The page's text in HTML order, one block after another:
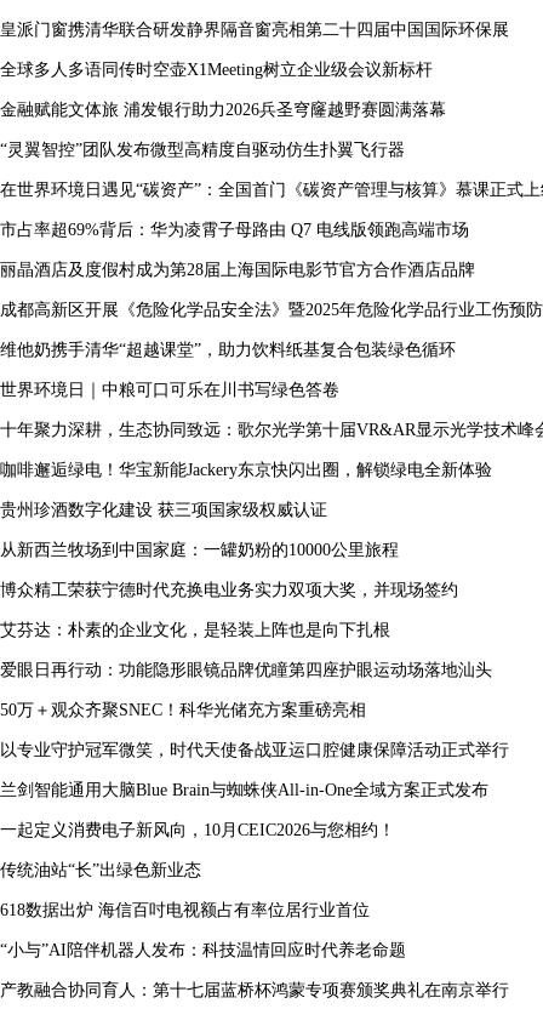
皇派门窗携清华联合研发静界隔音窗亮相第二十四届中国国际环保展
全球多人多语同传时空壶X1Meeting树立企业级会议新标杆
金融赋能文体旅 浦发银行助力2026兵圣穹窿越野赛圆满落幕
“灵翼智控”团队发布微型高精度自驱动仿生扑翼飞行器
在世界环境日遇见“碳资产”：全国首门《碳资产管理与核算》慕课正式
市占率超69%背后：华为凌霄子母路由 Q7 电线版领跑高端市场
丽晶酒店及度假村成为第28届上海国际电影节官方合作酒店品牌
成都高新区开展《危险化学品安全法》暨2025年危险化学品行业工伤预
维他奶携手清华“超越课堂”，助力饮料纸基复合包装绿色循环
世界环境日｜中粮可口可乐在川书写绿色答卷
十年聚力深耕，生态协同致远：歌尔光学第十届VR&AR显示光学技术峰
咖啡邂逅绿电！华宝新能Jackery东京快闪出圈，解锁绿电全新体验
贵州珍酒数字化建设 获三项国家级权威认证
从新西兰牧场到中国家庭：一罐奶粉的10000公里旅程
博众精工荣获宁德时代充换电业务实力双项大奖，并现场签约
艾芬达：朴素的企业文化，是轻装上阵也是向下扎根
爱眼日再行动：功能隐形眼镜品牌优瞳第四座护眼运动场落地汕头
50万＋观众齐聚SNEC！科华光储充方案重磅亮相
以专业守护冠军微笑，时代天使备战亚运口腔健康保障活动正式举行
兰剑智能通用大脑Blue Brain与蜘蛛侠All-in-One全域方案正式发布
一起定义消费电子新风向，10月CEIC2026与您相约！
传统油站“长”出绿色新业态
618数据出炉 海信百吋电视额占有率位居行业首位
“小与”AI陪伴机器人发布：科技温情回应时代养老命题
产教融合协同育人：第十七届蓝桥杯鸿蒙专项赛颁奖典礼在南京举行